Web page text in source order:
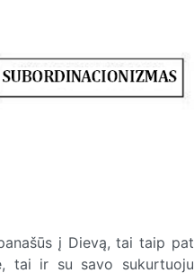
į Dievą, tai taip pat
tai ir su savo sukurtuoju